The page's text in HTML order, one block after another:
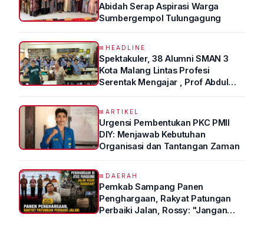
Abidah Serap Aspirasi Warga
Sumbergempol Tulungagung
HEADLINE
Spektakuler, 38 Alumni SMAN 3
Kota Malang Lintas Profesi
Serentak Mengajar , Prof Abdul
ARTIKEL
Urgensi Pembentukan PKC PMII
DIY: Menjawab Kebutuhan
Organisasi dan Tantangan Zaman
DAERAH
Pemkab Sampang Panen
Penghargaan, Rakyat Patungan
Perbaiki Jalan, Rossy: "Jangan